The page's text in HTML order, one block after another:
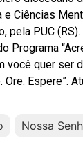
e Ciências
pela PUC
Programa
você quer ser
Ore. Espere”.
Nossa